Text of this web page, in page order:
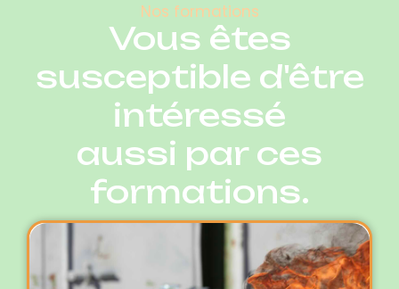
Nos formations
Vous êtes
susceptible d'être
intéressé
aussi par ces
formations.